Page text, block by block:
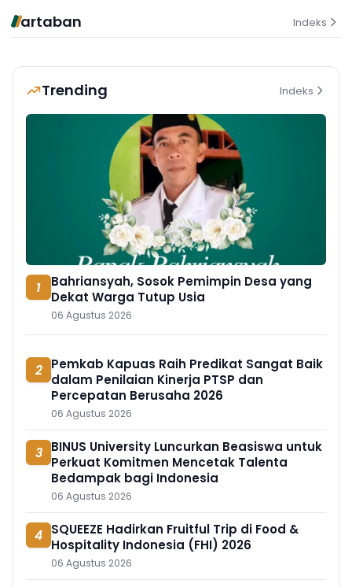
artaban Indeks
Trending Indeks
1
Bahriansyah, Sosok Pemimpin Desa yang
Dekat Warga Tutup Usia
06 Agustus 2026
2 Pemkab Kapuas Raih Predikat Sangat Baik
dalam Penilaian Kinerja PTSP dan
Percepatan Berusaha 2026
06 Agustus 2026
3 BINUS University Luncurkan Beasiswa untuk
Perkuat Komitmen Mencetak Talenta
Bedampak bagi Indonesia
06 Agustus 2026
4 SQUEEZE Hadirkan Fruitful Trip di Food &
Hospitality Indonesia (FHI) 2026
06 Agustus 2026